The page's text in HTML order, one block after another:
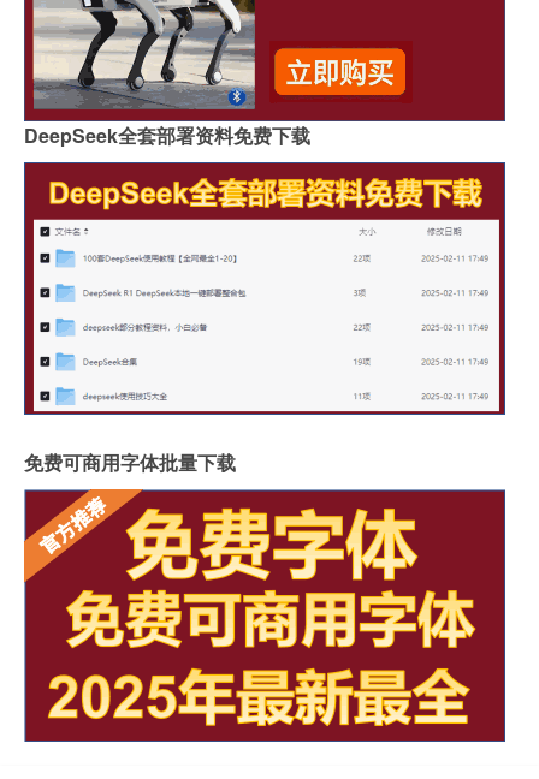
DeepSeek全套部署资料免费下载
免费可商用字体批量下载